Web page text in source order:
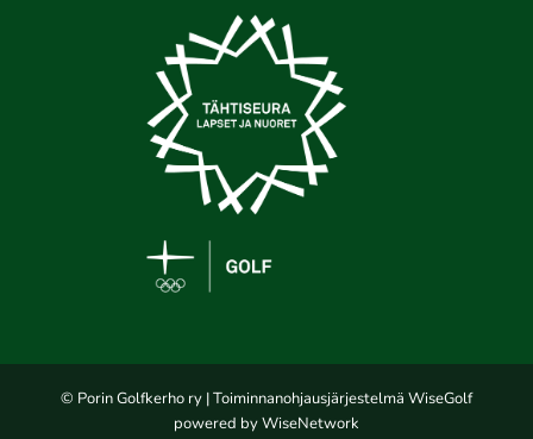
© Porin Golfkerho ry | Toiminnanohjausjärjestelmä WiseGolf
powered by WiseNetwork